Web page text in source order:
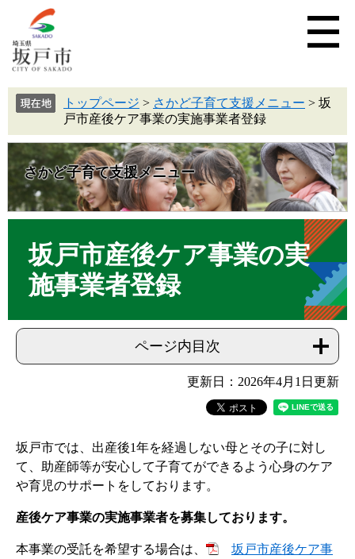
トップページ > さかど子育て支援メニュー > 坂
戸市産後ケア事業の実施事業者登録
さかど子育て支援メニュー
坂戸市産後ケア事業の実
施事業者登録
ページ内目次
更新日：2026年4月1日更新
坂戸市では、出産後1年を経過しない母とその子に対し
て、助産師等が安心して子育てができるよう心身のケア
や育児のサポートをしております。
産後ケア事業の実施事業者を募集しております。
本事業の受託を希望する場合は、
坂戸市産後ケア事